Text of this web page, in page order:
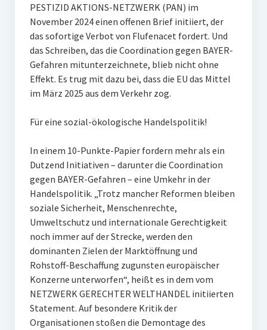
PESTIZID AKTIONS-NETZWERK (PAN) im
November 2024 einen offenen Brief initiiert, der
das sofortige Verbot von Flufenacet fordert. Und
das Schreiben, das die Coordination gegen BAYER-
Gefahren mitunterzeichnete, blieb nicht ohne
Effekt. Es trug mit dazu bei, dass die EU das Mittel
im März 2025 aus dem Verkehr zog.
Für eine sozial-ökologische Handelspolitik!
In einem 10-Punkte-Papier fordern mehr als ein
Dutzend Initiativen – darunter die Coordination
gegen BAYER-Gefahren – eine Umkehr in der
Handelspolitik. „Trotz mancher Reformen bleiben
soziale Sicherheit, Menschenrechte,
Umweltschutz und internationale Gerechtigkeit
noch immer auf der Strecke, werden den
dominanten Zielen der Marktöffnung und
Rohstoff-Beschaffung zugunsten europäischer
Konzerne unterworfen“, heißt es in dem vom
NETZWERK GERECHTER WELTHANDEL initiierten
Statement. Auf besondere Kritik der
Organisationen stoßen die Demontage des